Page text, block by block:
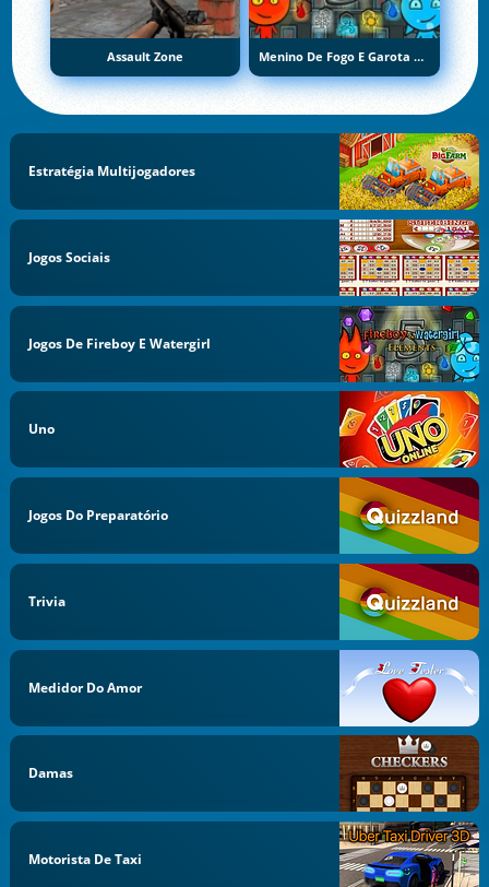
Assault Zone Menino De Fogo E Garota De Água 5: Elementos
Estratégia Multijogadores
Jogos Sociais
Jogos De Fireboy E Watergirl
Uno
Jogos Do Preparatório
Trivia
Medidor Do Amor
Damas
Motorista De Taxi